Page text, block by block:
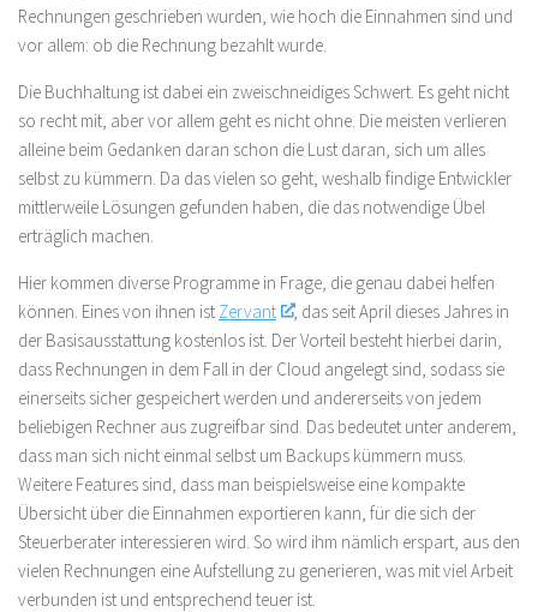
Rechnungen geschrieben wurden, wie hoch die Einnahmen sind und
vor allem: ob die Rechnung bezahlt wurde.
Die Buchhaltung ist dabei ein zweischneidiges Schwert. Es geht nicht
so recht mit, aber vor allem geht es nicht ohne. Die meisten verlieren
alleine beim Gedanken daran schon die Lust daran, sich um alles
selbst zu kümmern. Da das vielen so geht, weshalb findige Entwickler
mittlerweile Lösungen gefunden haben, die das notwendige Übel
erträglich machen.
Hier kommen diverse Programme in Frage, die genau dabei helfen
können. Eines von ihnen ist Zervant
, das seit April dieses Jahres in
der Basisausstattung kostenlos ist. Der Vorteil besteht hierbei darin,
dass Rechnungen in dem Fall in der Cloud angelegt sind, sodass sie
einerseits sicher gespeichert werden und andererseits von jedem
beliebigen Rechner aus zugreifbar sind. Das bedeutet unter anderem,
dass man sich nicht einmal selbst um Backups kümmern muss.
Weitere Features sind, dass man beispielsweise eine kompakte
Übersicht über die Einnahmen exportieren kann, für die sich der
Steuerberater interessieren wird. So wird ihm nämlich erspart, aus den
vielen Rechnungen eine Aufstellung zu generieren, was mit viel Arbeit
verbunden ist und entsprechend teuer ist.